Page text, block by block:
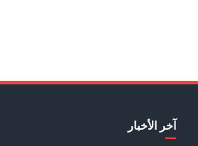
آخر الأخبار